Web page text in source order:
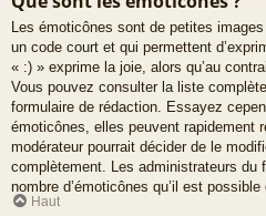
Les émoticônes sont de petites
un code court et qui permettent
« :) » exprime la joie, alors qu’au
Vous pouvez consulter la liste
formulaire de rédaction. Essayez
émoticônes, elles peuvent rapidement
modérateur pourrait décider de le
complètement. Les administrateurs du
nombre d’émoticônes qu’il est possible
Haut